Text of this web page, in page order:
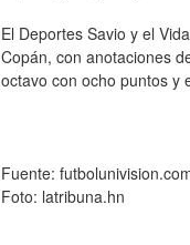
El Deportes Savio y el
Copán, con anotaciones
octavo con ocho puntos y
Fuente:
Foto: latribuna.hn